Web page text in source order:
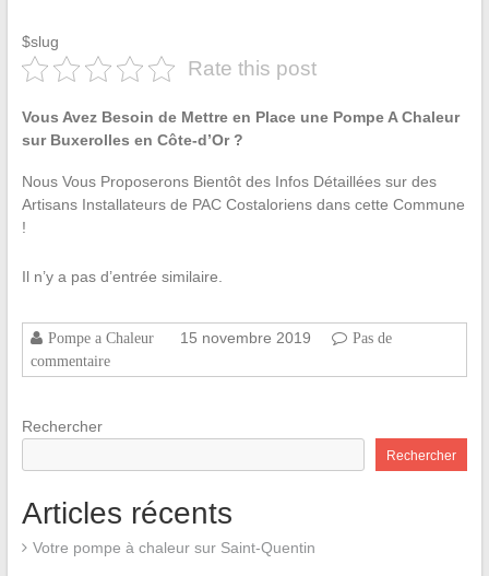
$slug
Rate this post
Vous Avez Besoin de Mettre en Place une Pompe A Chaleur
sur Buxerolles en Côte-d’Or ?
Nous Vous Proposerons Bientôt des Infos Détaillées sur des
Artisans Installateurs de PAC Costaloriens dans cette Commune
!
Il n’y a pas d’entrée similaire.
Pompe a Chaleur 15 novembre 2019
Pas de
commentaire
Rechercher
Rechercher
Articles récents
Votre pompe à chaleur sur Saint-Quentin